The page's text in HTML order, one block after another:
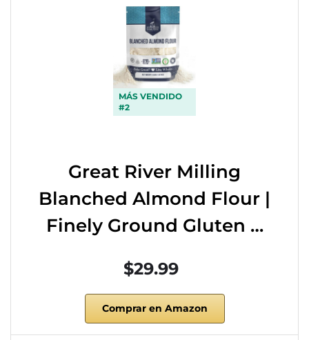
MÁS VENDIDO
#2
Great River Milling
Blanched Almond Flour |
Finely Ground Gluten …
$29.99
Comprar en Amazon